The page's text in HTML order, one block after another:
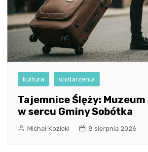
kultura wydarzenia
Tajemnice Ślęży:
w sercu Gminy Sobótka
Michał Kozicki 8 sierpnia 2026